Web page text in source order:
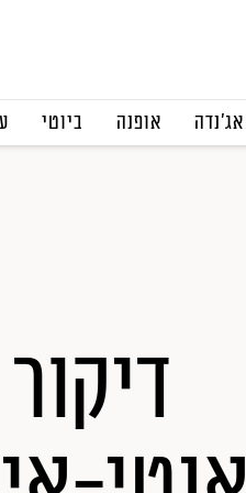
אג׳נדה אופנה ביוטי